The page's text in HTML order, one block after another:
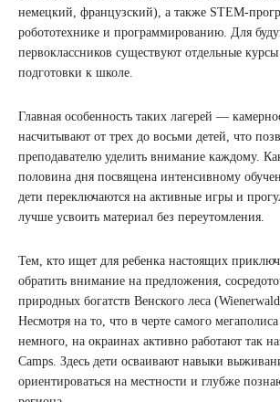
немецкий, французский), а также STEM-
робототехнике и программированию. Для
первоклассников существуют отдельные
подготовки к школе.
Главная особенность таких лагерей —
насчитывают от трех до восьми детей, что
преподавателю уделить внимание каждому.
половина дня посвящена интенсивному
дети переключаются на активные игры и
лучше усвоить материал без переутомления.
Тем, кто ищет для ребенка настоящих
обратить внимание на предложения,
природных богатств Венского леса
Несмотря на то, что в черте самого
немного, на окраинах активно работают так
Camps. Здесь дети осваивают навыки
ориентироваться на местности и глубже